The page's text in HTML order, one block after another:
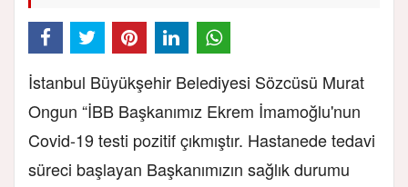
İstanbul Büyükşehir Belediyesi Sözcüsü Murat
Ongun “İBB Başkanımız Ekrem İmamoğlu'nun
Covid-19 testi pozitif çıkmıştır. Hastanede tedavi
süreci başlayan Başkanımızın sağlık durumu